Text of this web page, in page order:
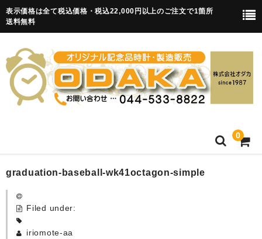
表示価格は全て税込価格・税込22,000円以上のご注文で1箇所
送料無料
0
HOME
卒園記念品
graduation-baseball-wk41octagon-simple
Filed under:
iriomote-aa